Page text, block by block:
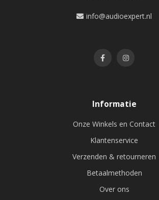
info@audioexpert.nl
Informatie
Onze Winkels en Contact
Klantenservice
Verzenden & retourneren
Betaalmethoden
Over ons